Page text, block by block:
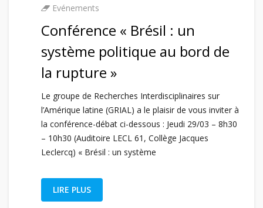
Evénements
Conférence « Brésil : un
système politique au bord de
la rupture »
Le groupe de Recherches Interdisciplinaires sur
l’Amérique latine (GRIAL) a le plaisir de vous inviter à
la conférence-débat ci-dessous : Jeudi 29/03 – 8h30
– 10h30 (Auditoire LECL 61, Collège Jacques
Leclercq) « Brésil : un système
LIRE PLUS